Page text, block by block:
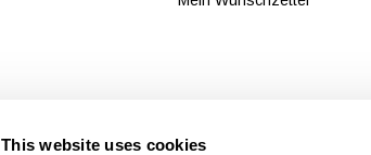
This website uses cookies